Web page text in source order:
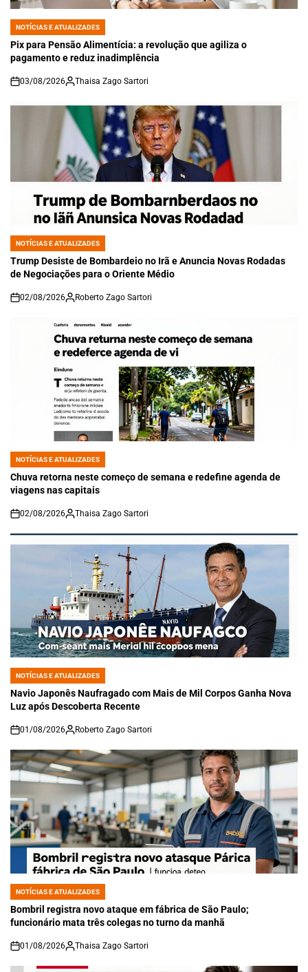
POSTED
IN
NOTÍCIAS E ATUALIZADES
Pix para Pensão Alimentícia: a revolução que agiliza o
pagamento e reduz inadimplência
on
03/08/2026 Thaisa Zago Sartori
POSTED
IN
NOTÍCIAS E ATUALIZADES
Trump Desiste de Bombardeio no Irã e Anuncia Novas Rodadas
de Negociações para o Oriente Médio
on
02/08/2026 Roberto Zago Sartori
POSTED
IN
NOTÍCIAS E ATUALIZADES
Chuva retorna neste começo de semana e redefine agenda de
viagens nas capitais
on
02/08/2026 Thaisa Zago Sartori
POSTED
IN
NOTÍCIAS E ATUALIZADES
Navio Japonês Naufragado com Mais de Mil Corpos Ganha Nova
Luz após Descoberta Recente
on
01/08/2026 Roberto Zago Sartori
POSTED
IN
NOTÍCIAS E ATUALIZADES
Bombril registra novo ataque em fábrica de São Paulo;
funcionário mata três colegas no turno da manhã
on
01/08/2026 Thaisa Zago Sartori